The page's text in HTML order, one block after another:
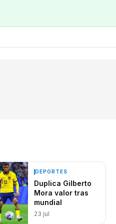
DEPORTES
Duplica Gilberto
Mora valor tras
mundial
23 jul